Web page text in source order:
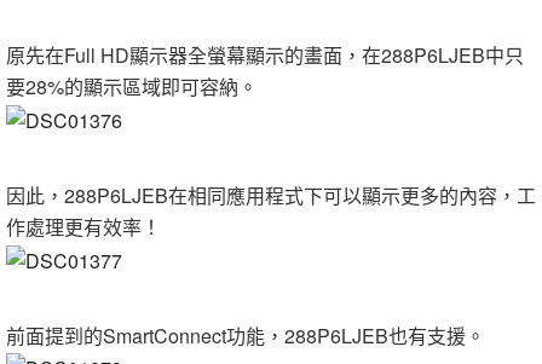
原先在Full HD顯示器全螢幕顯示的畫面，在288P6LJEB中只
要28%的顯示區域即可容納。
因此，288P6LJEB在相同應用程式下可以顯示更多的內容，工
作處理更有效率！
前面提到的SmartConnect功能，288P6LJEB也有支援。